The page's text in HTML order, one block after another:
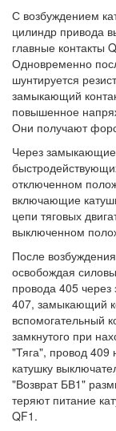
С возбуждением
цилиндр привода
главные контакты
Одновременно
шунтируется
замыкающий
повышенное
Они получают
Через замыкающие
отключенном
включающие
цепи тяговых
выключенном
После
освобождая
провода 405
407, замыкающий
вспомогательный
замкнутого при
"Тяга", провод
катушку
"Возврат БВ1"
теряют питание
QF1.